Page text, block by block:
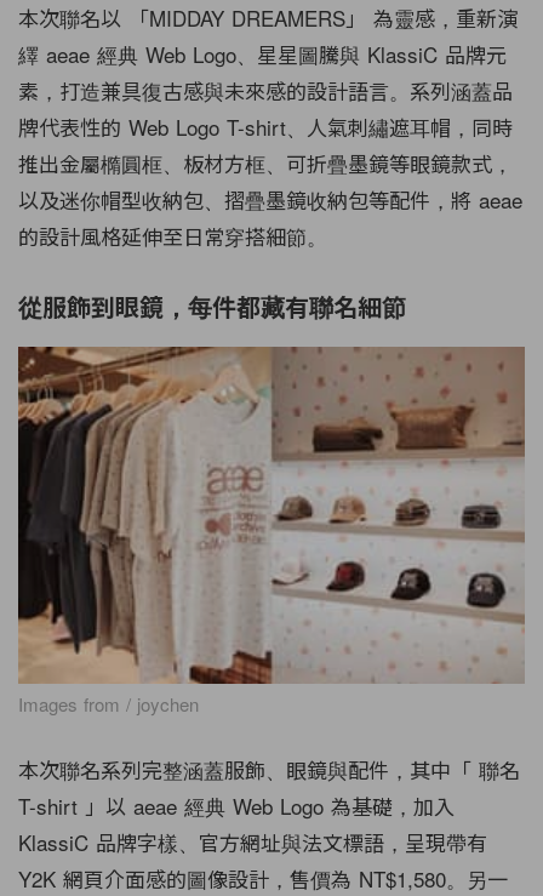
本次聯名以 「MIDDAY DREAMERS」 為靈感，重新演
繹 aeae 經典 Web Logo、星星圖騰與 KlassiC 品牌元
素，打造兼具復古感與未來感的設計語言。系列涵蓋品
牌代表性的 Web Logo T-shirt、人氣刺繡遮耳帽，同時
推出金屬橢圓框、板材方框、可折疊墨鏡等眼鏡款式，
以及迷你帽型收納包、摺疊墨鏡收納包等配件，將 aeae
的設計風格延伸至日常穿搭細節。
從服飾到眼鏡，每件都藏有聯名細節
Images from / joychen
本次聯名系列完整涵蓋服飾、眼鏡與配件，其中「 聯名
T-shirt 」以 aeae 經典 Web Logo 為基礎，加入
KlassiC 品牌字樣、官方網址與法文標語，呈現帶有
Y2K 網頁介面感的圖像設計，售價為 NT$1,580。另一